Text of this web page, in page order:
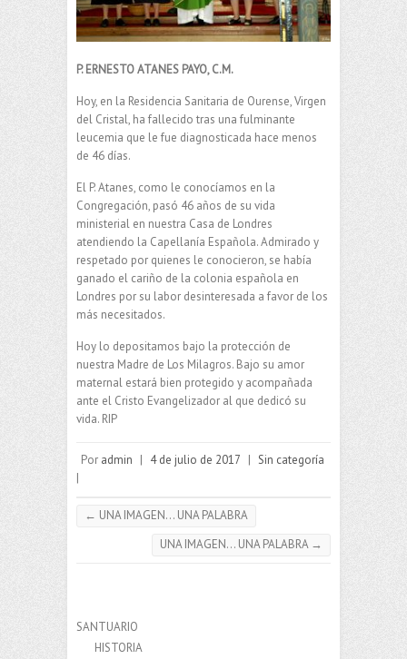
P. ERNESTO ATANES PAYO, C.M.
Hoy, en la Residencia Sanitaria de Ourense, Virgen
del Cristal, ha fallecido tras una fulminante
leucemia que le fue diagnosticada hace menos
de 46 días.
El P. Atanes, como le conocíamos en la
Congregación, pasó 46 años de su vida
ministerial en nuestra Casa de Londres
atendiendo la Capellanía Española. Admirado y
respetado por quienes le conocieron, se había
ganado el cariño de la colonia española en
Londres por su labor desinteresada a favor de los
más necesitados.
Hoy lo depositamos bajo la protección de
nuestra Madre de Los Milagros. Bajo su amor
maternal estará bien protegido y acompañada
ante el Cristo Evangelizador al que dedicó su
vida. RIP
Por admin | 4 de julio de 2017 | Sin categoría
|
← UNA IMAGEN… UNA PALABRA
UNA IMAGEN… UNA PALABRA →
SANTUARIO
HISTORIA